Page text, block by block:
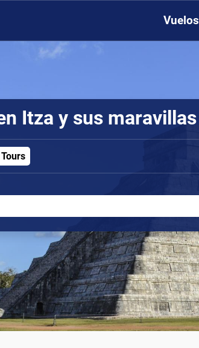
Vuelos
Itza y sus maravillas
Tours